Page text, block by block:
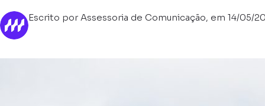
Escrito por Assessoria de Comunicação, em 14/05/